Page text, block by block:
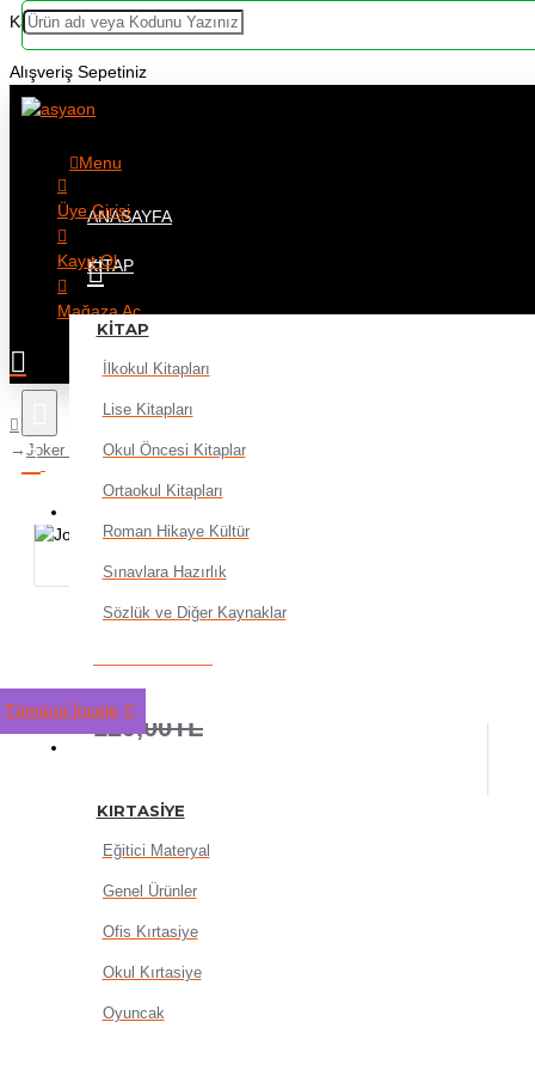
Kategoriler
Alışveriş Sepetiniz
Menu
ANASAYFA
KITAP
KITAP
İlkokul Kitapları
Lise Kitapları
Okul Öncesi Kitaplar
Ortaokul Kitapları
Roman Hikaye Kültür
Sınavlara Hazırlık
Sözlük ve Diğer Kaynaklar
Tümünü İncele
KIRTASIYE
Eğitici Materyal
Genel Ürünler
Ofis Kırtasiye
Okul Kırtasiye
Oyuncak
Üye Girişi
Kayıt Ol
Mağaza Aç
Joker Tombala Oyunu
Joker Tombala Oyunu
103,20TL
129,00TL
SEPETE EKLE
HEMEN AL